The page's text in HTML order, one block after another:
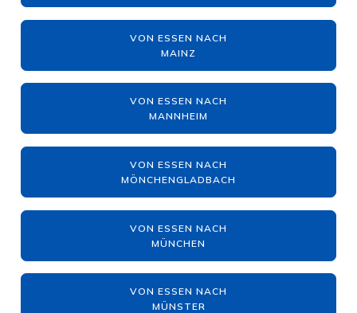
VON ESSEN NACH
MAINZ
VON ESSEN NACH
MANNHEIM
VON ESSEN NACH
MÖNCHENGLADBACH
VON ESSEN NACH
MÜNCHEN
VON ESSEN NACH
MÜNSTER